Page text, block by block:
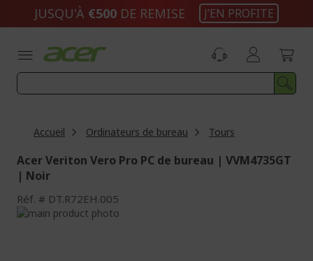
JUSQU'À €500 DE REMISE J’EN PROFITE
Accueil Ordinateurs de bureau Tours
Acer Veriton Vero Pro PC de bureau | VVM4735GT
| Noir
Réf. DT.R72EH.005
Passer